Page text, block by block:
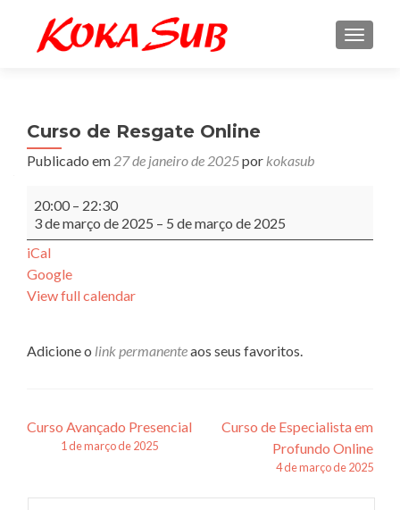
Curso de Resgate Online
Publicado em 27 de janeiro de 2025por kokasub
de
Resgate
Online
20:00 – 22:30
3 de março de 2025 – 5 de março de 2025
iCal
Google
View full calendar
Adicione o link permanenteaos seus favoritos.
Navegação
posts
Curso Avançado Presencial
1 de março de 2025
Curso de Especialista em
Profundo Online
4 de março de 2025